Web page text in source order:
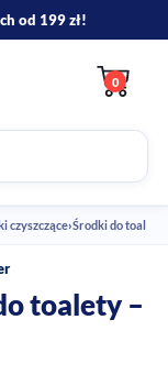
0
czyszczące›Środki do toalet
toalety –